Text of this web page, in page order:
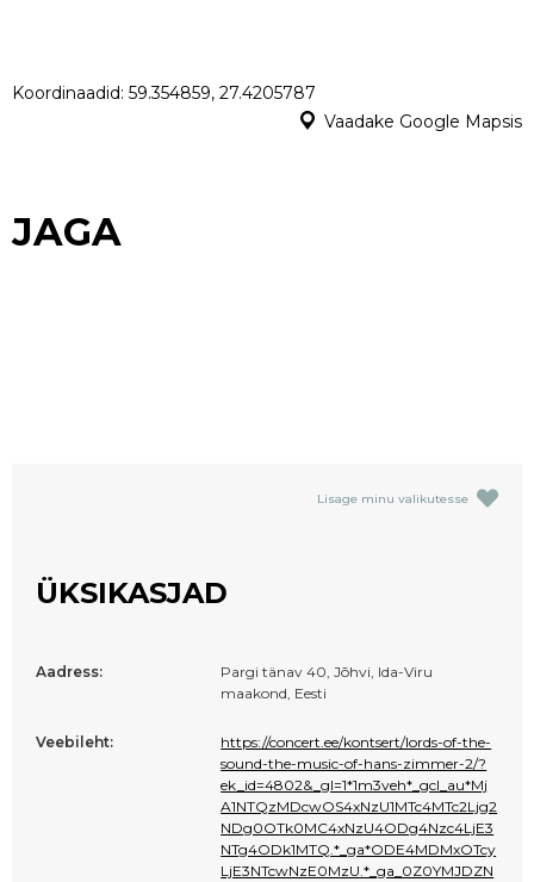
Koordinaadid: 59.354859, 27.4205787
Vaadake Google Mapsis
JAGA
Lisage minu valikutesse
ÜKSIKASJAD
Aadress:
Pargi tänav 40, Jõhvi, Ida-Viru
maakond, Eesti
Veebileht:
https://concert.ee/kontsert/lords-of-the-
sound-the-music-of-hans-zimmer-2/?
ek_id=4802&_gl=1*1m3veh*_gcl_au*Mj
A1NTQzMDcwOS4xNzU1MTc4MTc2Ljg2
NDg0OTk0MC4xNzU4ODg4Nzc4LjE3
NTg4ODk1MTQ.*_ga*ODE4MDMxOTcy
LjE3NTcwNzE0MzU.*_ga_0Z0YMJDZN